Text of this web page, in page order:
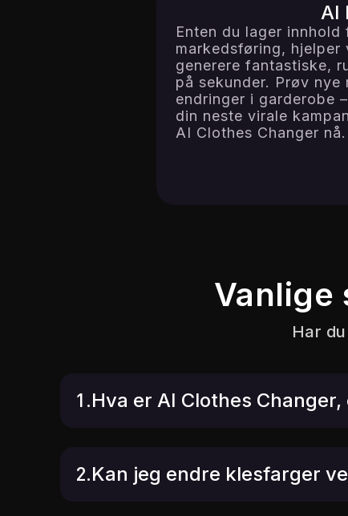
AI
Enten du lager
markedsføring, hjelper
generere fantastiske,
på sekunder. Prøv
endringer i garderobe
din neste virale
AI Clothes Changer nå.
Vanlige
Har
1.Hva er AI Clothes
2.Kan jeg endre klesfarger